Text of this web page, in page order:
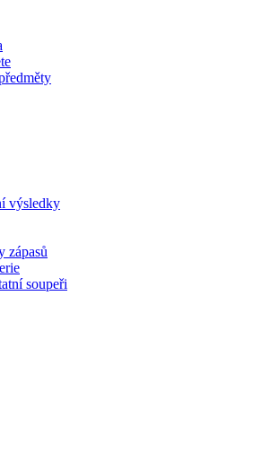
výsledky
zápasů
soupeři